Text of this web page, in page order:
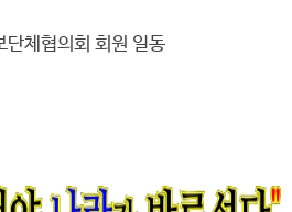
단체협의회 회원 일동